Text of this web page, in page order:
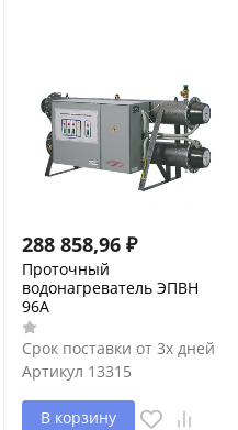
288 858,96 ₽
Проточный
водонагреватель ЭПВН
96А
Срок поставки от 3х дней
Артикул 13315
В корзину